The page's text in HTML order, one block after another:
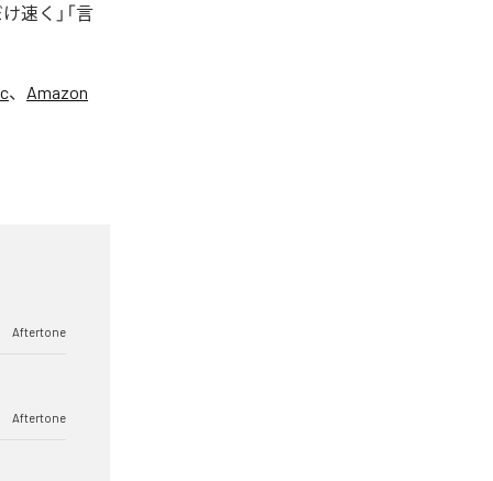
速く」「言
、 Amazon
Aftertone
Aftertone